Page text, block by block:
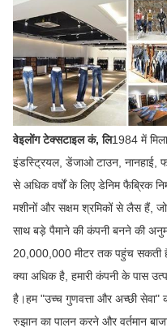
वेइलोंग टेक्सटाइल कं, लि1984 में
इंडस्ट्रियल, डेंजाओ टाउन, नानहाई,
से अधिक वर्षों के लिए डेनिम फैब्रिक
मशीनों और सक्षम श्रमिकों से लैस हैं,
साथ बड़े पैमाने की कंपनी बनने की
20,000,000 मीटर तक पहुंच सकती
क्या अधिक है, हमारी कंपनी के पास
है।हम "उच्च गुणवत्ता और अच्छी
रुझान का पालन करने और वर्तमान